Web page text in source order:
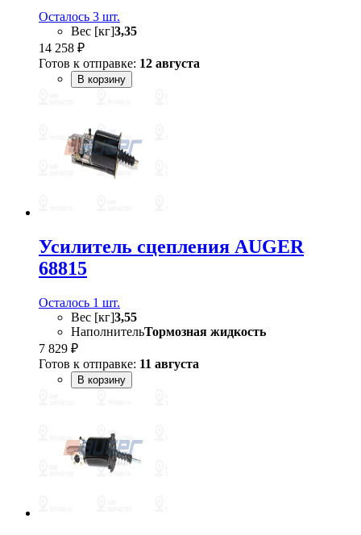
Осталось 3 шт.
Вес [кг]3,35
14 258 ₽
Готов к отправке: 12 августа
В корзину
Усилитель сцепления AUGER
68815
Осталось 1 шт.
Вес [кг]3,55
НаполнительТормозная жидкость
7 829 ₽
Готов к отправке: 11 августа
В корзину